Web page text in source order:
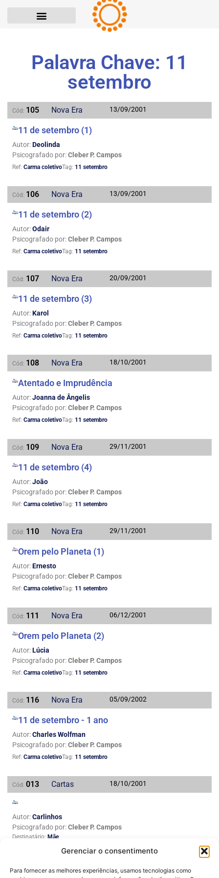
Gerenciar o consentimento
Para fornecer as melhores experiências, usamos tecnologias como
Palavra Chave: 11
setembro
Cód: 105 Nova Era 13/09/2001
11 de setembro (1)
Autor:Deolinda
Psicografado por:Cleber P. Campos
Ref: Carma coletivoTag: 11 setembro
Cód: 106 Nova Era 13/09/2001
11 de setembro (2)
Autor:Odair
Psicografado por:Cleber P. Campos
Ref: Carma coletivoTag: 11 setembro
Cód: 107 Nova Era 20/09/2001
11 de setembro (3)
Autor:Karol
Psicografado por:Cleber P. Campos
Ref: Carma coletivoTag: 11 setembro
Cód: 108 Nova Era 18/10/2001
Atentado e Imprudência
Autor:Joanna de Ângelis
Psicografado por:Cleber P. Campos
Ref: Carma coletivoTag: 11 setembro
Cód: 109 Nova Era 29/11/2001
11 de setembro (4)
Autor:João
Psicografado por:Cleber P. Campos
Ref: Carma coletivoTag: 11 setembro
Cód: 110 Nova Era 29/11/2001
Orem pelo Planeta (1)
Autor:Ernesto
Psicografado por:Cleber P. Campos
Ref: Carma coletivoTag: 11 setembro
Cód: 111 Nova Era 06/12/2001
Orem pelo Planeta (2)
Autor:Lúcia
Psicografado por:Cleber P. Campos
Ref: Carma coletivoTag: 11 setembro
Cód: 116 Nova Era 05/09/2002
11 de setembro - 1 ano
Autor:Charles Wolfman
Psicografado por:Cleber P. Campos
Ref: Carma coletivoTag: 11 setembro
Cód: 013 Cartas 18/10/2001
Autor:Carlinhos
Psicografado por:Cleber P. Campos
Destinatário: Mãe
Carma coletivoTag:11 setembro